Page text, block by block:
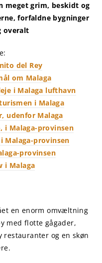
meget grim, beskidt og
forfaldne bygninger
overalt
del Rey
om Malaga
i Malaga lufthavn
i Malaga
udenfor Malaga
i Malaga-provinsen
Malaga-provinsen
provinsen
i Malaga
en enorm omvæltning
med flotte gågader,
restauranter og en skøn